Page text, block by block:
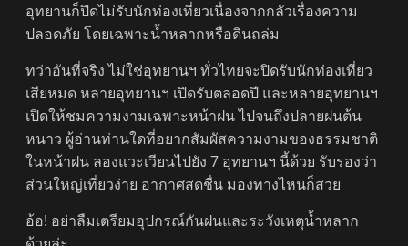
อุทยานก็ปิดไม่รับนักท่องเที่ยวเนื่องจากกลัวเรื่องความ
ปลอดภัย โดยเฉพาะน้ำหลากหรือดินถล่ม
ทว่าอันที่จริง ไม่ใช่อุทยานฯ ทั่วไทยจะปิดรับนักท่องเที่ยว
เสียหมด หลายอุทยานฯ เปิดรับตลอดปี และหลายอุทยานฯ
เปิดให้ชมความงามเฉพาะหน้าฝน ไปจนถึงปลายฝนต้น
หนาว ผู้อ่านท่านใดที่อยากสัมผัสความงามของธรรมชาติ
ในหน้าฝน ลองแวะเวียนไปยัง 7 อุทยานฯ นี้ด้วย รับรองว่า
ส่วนใหญ่เที่ยวง่าย อากาศสดชื่น มองทางไหนก็สวย
อ้อ! อย่าลืมเตรียมอุปกรณ์กันฝนและระวังเหตุน้ำหลาก